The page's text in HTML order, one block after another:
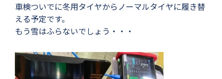
車検ついでに冬用タイヤからノーマルタイヤに履き替
える予定です。
もう雪はふらないでしょう・・・